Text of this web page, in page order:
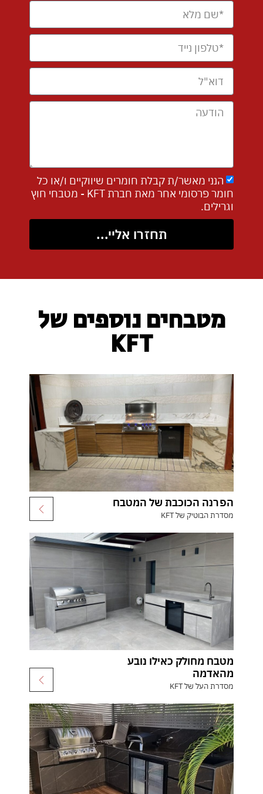
הנני מאשר/ת קבלת חומרים שיווקיים ו/או כל
חומר פרסומי אחר מאת חברת KFT - מטבחי חוץ
וגרילים.
תחזרו אליי...
מטבחים נוספים של
KFT
הפרנה הכוכבת של המטבח
מסדרת הבוטיק של KFT
מטבח מחולק כאילו נובע
מהאדמה
מסדרת העל של KFT